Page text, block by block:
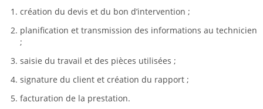
création du devis et du bon d’intervention ;
planification et transmission des informations au technicien
;
saisie du travail et des pièces utilisées ;
signature du client et création du rapport ;
facturation de la prestation.